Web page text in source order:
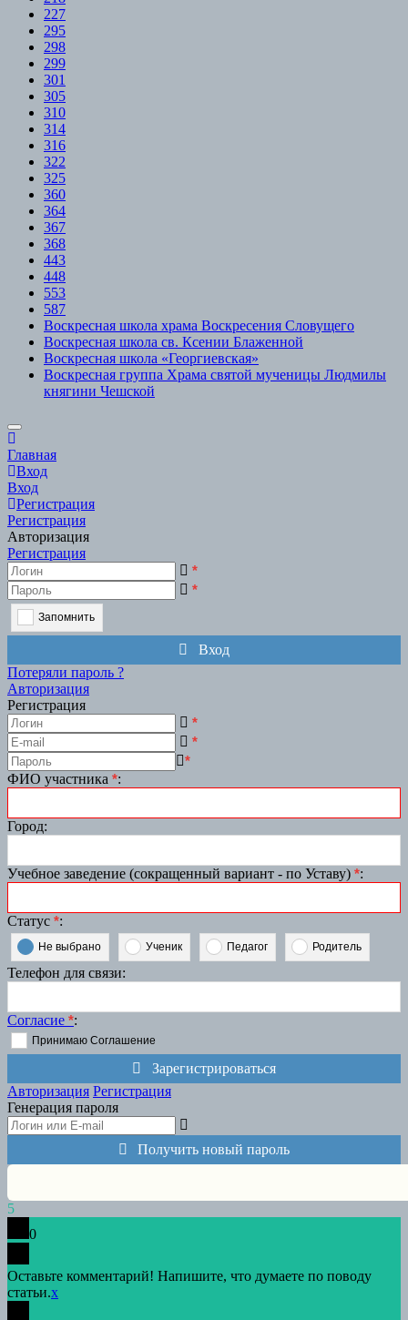
227
295
298
299
301
305
310
314
316
322
325
360
364
367
368
443
448
553
587
Воскресная школа храма Воскресения Словущего
Воскресная школа св. Ксении Блаженной
Воскресная школа «Георгиевская»
Воскресная группа Храма святой мученицы Людмилы
княгини Чешской
Scroll
to
Top
Главная
Вход
Вход
Регистрация
Регистрация
Авторизация
Регистрация
*
*
Запомнить
Вход
Потеряли пароль ?
Авторизация
Регистрация
*
*
*
ФИО участника *:
Город:
Учебное заведение (сокращенный вариант - по Уставу) *:
Статус *:
Не выбрано Ученик Педагог Родитель
Телефон для связи:
Согласие *:
Принимаю Соглашение
Зарегистрироваться
Авторизация Регистрация
Генерация пароля
Получить новый пароль
5
0
Оставьте комментарий! Напишите, что думаете по поводу
статьи.x